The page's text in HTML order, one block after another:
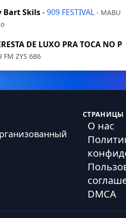
Bart Skils-909 FESTIVAL - MABU
DE LUXO PRA TOCA NO P
FM ZYS 686
СТРАНИЦЫ
О нас
DMCA